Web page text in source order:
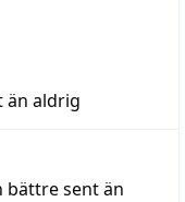
än aldrig
bättre sent än